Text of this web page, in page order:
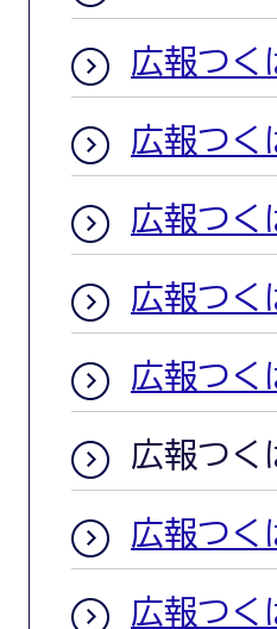
広報つく
広報つく
広報つく
広報つく
広報つく
広報つく
広報つく
広報つく